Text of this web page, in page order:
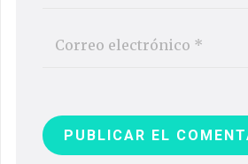
PUBLICAR EL